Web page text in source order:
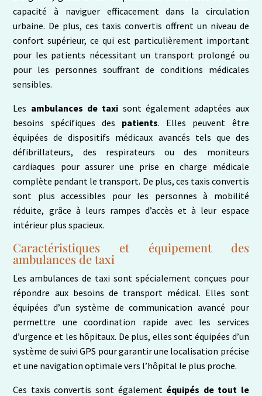
capacité à naviguer efficacement dans la circulation
urbaine. De plus, ces taxis convertis offrent un niveau de
confort supérieur, ce qui est particulièrement important
pour les patients nécessitant un transport prolongé ou
pour les personnes souffrant de conditions médicales
sensibles.
Les ambulances de taxi sont également adaptées aux
besoins spécifiques des
patients. Elles peuvent être
équipées de dispositifs médicaux avancés tels que des
défibrillateurs, des respirateurs ou des moniteurs
cardiaques pour assurer une prise en charge médicale
complète pendant le transport. De plus, ces taxis convertis
sont plus accessibles pour les personnes à mobilité
réduite, grâce à leurs rampes d’accès et à leur espace
intérieur plus spacieux.
Caractéristiques et équipement des
ambulances de taxi
Les ambulances de taxi sont spécialement conçues pour
répondre aux besoins de transport médical. Elles sont
équipées d’un système de communication avancé pour
permettre une coordination rapide avec les services
d’urgence et les hôpitaux. De plus, elles sont équipées d’un
système de suivi GPS pour garantir une localisation précise
et une navigation optimale vers l’hôpital le plus proche.
Ces taxis convertis sont également équipés de tout le